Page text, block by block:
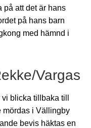
på att det är hans
på hans barn
med hämnd i
Vargas
vi blicka tillbaka till
mördas i Vällingby
bevis häktas en